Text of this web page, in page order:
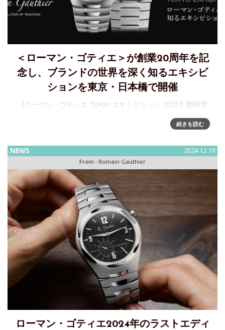
＜ローマン・ゴティエ＞が創業20周年を記
念し、ブランドの世界を深く知るエキシビ
ションを東京・日本橋で開催
【ローマン・ゴティエ Tokyo エキシビション 2025】開催世
ド＜ローマン・ゴティエ＞の世界を深く知るエキシビション
ローマン
続きを読む
NEWS 2024.12.19
From : Romain Gauthier
ローマン・ゴティエ2024年のラストエディ